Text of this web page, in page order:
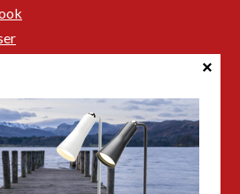
af foto og video
og Vans